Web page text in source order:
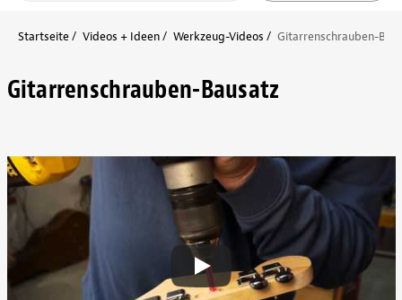
Startseite Videos + Ideen Werkzeug-Videos Gitarrenschrauben-
Gitarrenschrauben-Bausatz